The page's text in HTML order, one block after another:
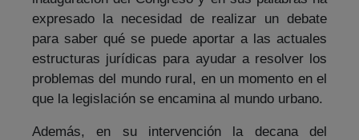
expresado la necesidad de realizar un debate
para saber qué se puede aportar a las actuales
estructuras jurídicas para ayudar a resolver los
problemas del mundo rural, en un momento en el
que la legislación se encamina al mundo urbano.
Además, en su intervención la decana del